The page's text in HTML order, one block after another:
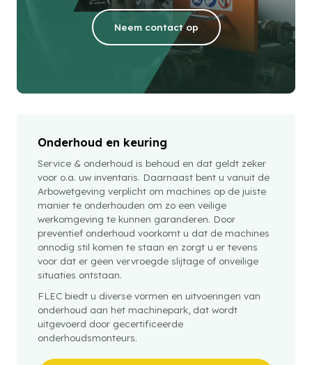
Neem contact op
Onderhoud en keuring
Service & onderhoud is behoud en dat geldt zeker
voor o.a. uw inventaris. Daarnaast bent u vanuit de
Arbowetgeving verplicht om machines op de juiste
manier te onderhouden om zo een veilige
werkomgeving te kunnen garanderen. Door
preventief onderhoud voorkomt u dat de machines
onnodig stil komen te staan en zorgt u er tevens
voor dat er geen vervroegde slijtage of onveilige
situaties ontstaan.
FLEC biedt u diverse vormen en uitvoeringen van
onderhoud aan het machinepark, dat wordt
uitgevoerd door gecertificeerde
onderhoudsmonteurs.